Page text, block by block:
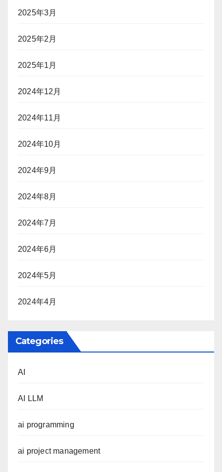
2025年3月
2025年2月
2025年1月
2024年12月
2024年11月
2024年10月
2024年9月
2024年8月
2024年7月
2024年6月
2024年5月
2024年4月
Categories
AI
AI LLM
ai programming
ai project management